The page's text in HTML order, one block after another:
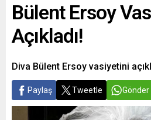
Bülent Ersoy
Açıkladı!
Diva Bülent Ersoy vasiyetini
Paylaş Tweetle Gönder